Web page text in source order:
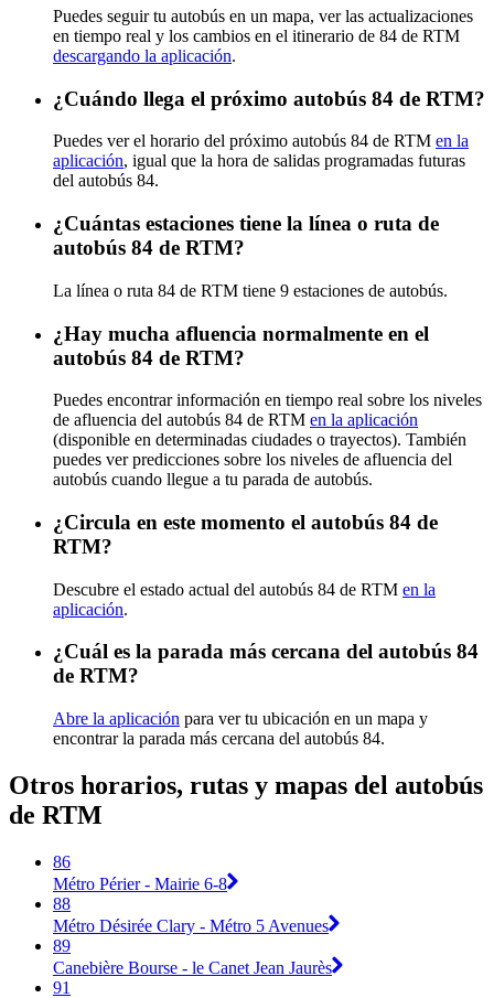
Puedes seguir tu autobús en un mapa, ver las actualizaciones
en tiempo real y los cambios en el itinerario de 84 de RTM
descargando la aplicación.
¿Cuándo llega el próximo autobús 84 de RTM?
Puedes ver el horario del próximo autobús 84 de RTM en la
aplicación, igual que la hora de salidas programadas futuras
del autobús 84.
¿Cuántas estaciones tiene la línea o ruta de
autobús 84 de RTM?
La línea o ruta 84 de RTM tiene 9 estaciones de autobús.
¿Hay mucha afluencia normalmente en el
autobús 84 de RTM?
Puedes encontrar información en tiempo real sobre los niveles
de afluencia del autobús 84 de RTM en la aplicación
(disponible en determinadas ciudades o trayectos). También
puedes ver predicciones sobre los niveles de afluencia del
autobús cuando llegue a tu parada de autobús.
¿Circula en este momento el autobús 84 de
RTM?
Descubre el estado actual del autobús 84 de RTM en la
aplicación.
¿Cuál es la parada más cercana del autobús 84
de RTM?
Abre la aplicación para ver tu ubicación en un mapa y
encontrar la parada más cercana del autobús 84.
Otros horarios, rutas y mapas del autobús
de RTM
86
Métro Périer - Mairie 6-8
88
Métro Désirée Clary - Métro 5 Avenues
89
Canebière Bourse - le Canet Jean Jaurès
91